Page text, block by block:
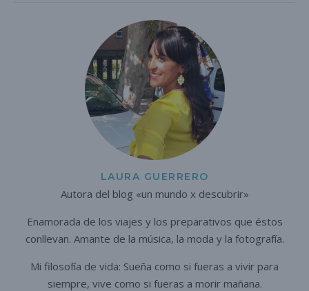
LAURA GUERRERO
Autora del blog «un mundo x descubrir»
Enamorada de los viajes y los preparativos que éstos
conllevan. Amante de la música, la moda y la fotografía.
Mi filosofía de vida: Sueña como si fueras a vivir para
siempre, vive como si fueras a morir mañana.